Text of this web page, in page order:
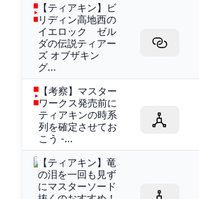
【ティアキン】ビ
リディン高地西の
イエロック ゼル
ダの伝説ティアー
ズ オブザキン
グ...
【考察】マスター
ワークス発売前に
ティアキンの時系
列を確定させてお
こう -...
【ティアキン】竜
の泪を一回も見ず
にマスターソード